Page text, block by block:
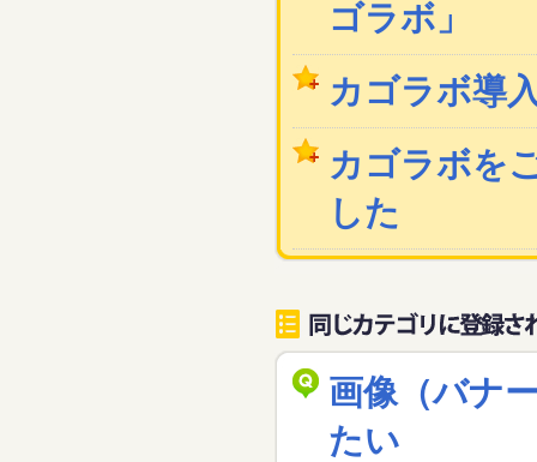
ゴラボ」
カゴラボ導
カゴラボを
した
画像（バナ
たい